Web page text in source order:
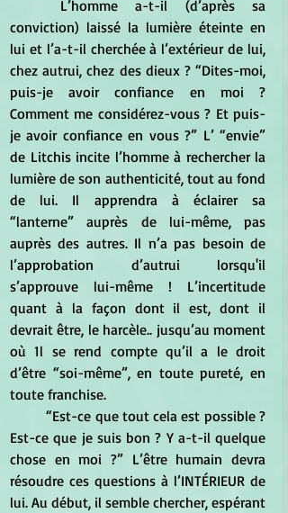
conviction) laissé la lumière éteinte en
lui et l’a-t-il cherchée à l’extérieur de lui,
chez autrui, chez des dieux ? “Dites-moi,
puis-je avoir confiance en moi ?
Comment me considérez-vous ? Et puis-
je avoir confiance en vous ?” L’ “envie”
de Litchis incite l’homme à rechercher la
lumière de son authenticité, tout au fond
de lui. Il apprendra à éclairer sa
“lanterne” auprès de lui-même, pas
auprès des autres. Il n’a pas besoin de
l’approbation d’autrui lorsqu'il
s’approuve lui-même ! L’incertitude
quant à la façon dont il est, dont il
devrait être, le harcèle.. jusqu’au moment
où 1l se rend compte qu’il a le droit
d’être “soi-même”, en toute pureté, en
toute franchise.
	“Est-ce que tout cela est possible ?
Est-ce que je suis bon ? Y a-t-il quelque
chose en moi ?” L’être humain devra
résoudre ces questions à l’INTÉRIEUR de
lui. Au début, il semble chercher, espérant